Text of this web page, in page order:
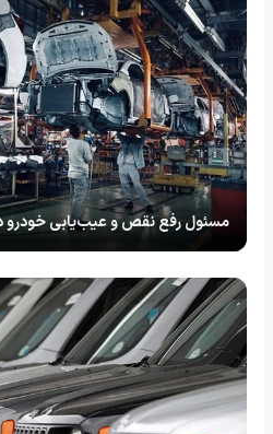
مسئول رفع نقص و عیب‌یابی خودرو